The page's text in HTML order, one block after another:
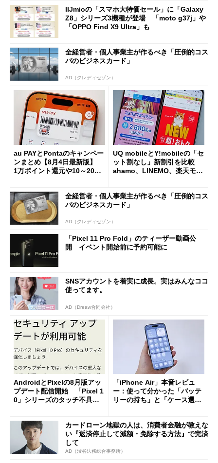
IIJmioの「スマホ大特価セール」に「Galaxy
Z8」シリーズ3機種が登場 「moto g37j」や
「OPPO Find X9 Ultra」も
全経営者・個人事業主が作るべき「圧倒的コス
パのビジネスカード」
AD（クレディセゾン）
au PAYとPontaのキャンペー
ンまとめ【8月4日最新版】
1万ポイント還元や10～20％
UQ mobileとY!mobileの「セ
ット割なし」新割引を比較
ahamo、LINEMO、楽天モバ
全経営者・個人事業主が作るべき「圧倒的コス
パのビジネスカード」
AD（クレディセゾン）
「Pixel 11 Pro Fold」のティーザー動画公
開 イベント開始前に予約可能に
SNSアカウントを着実に成長。実はみんなココ
使ってます。
AD（Dreaw合同会社）
AndroidとPixelの8月版アッ
プデート配信開始 「Pixel 1
0」シリーズのタッチ不具合
「iPhone Air」本音レビュ
ー：使って分かった「バッテ
リーの持ち」と「ケース選
カードローン地獄の人は、消費者金融が教えな
い『返済停止して減額・免除する方法』で完済
して
AD（渋谷法務総合事務所）